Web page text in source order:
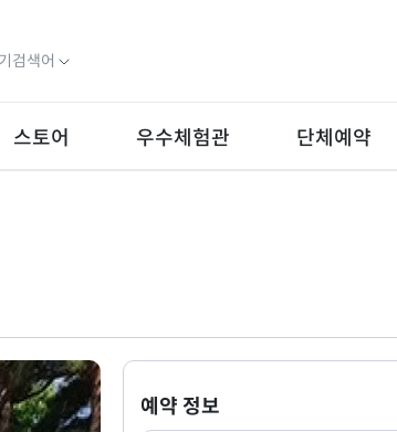
검색어
스토어 우수체험관 단체예약
예약 정보